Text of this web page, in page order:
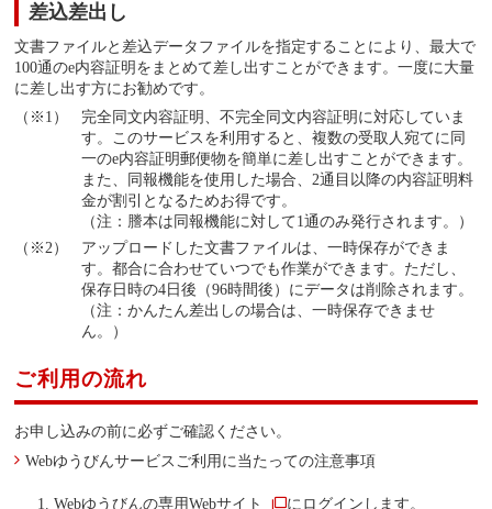
差込差出し
文書ファイルと差込データファイルを指定することにより、最大で
100通のe内容証明をまとめて差し出すことができます。一度に大量
に差し出す方にお勧めです。
完全同文内容証明、不完全同文内容証明に対応していま
す。このサービスを利用すると、複数の受取人宛てに同
一のe内容証明郵便物を簡単に差し出すことができます。
また、同報機能を使用した場合、2通目以降の内容証明料
金が割引となるためお得です。
（注：謄本は同報機能に対して1通のみ発行されます。）
アップロードした文書ファイルは、一時保存ができま
す。都合に合わせていつでも作業ができます。ただし、
保存日時の4日後（96時間後）にデータは削除されます。
（注：かんたん差出しの場合は、一時保存できませ
ん。）
ご利用の流れ
お申し込みの前に必ずご確認ください。
Webゆうびんサービスご利用に当たっての注意事項
Webゆうびんの専用Webサイト
にログインします。